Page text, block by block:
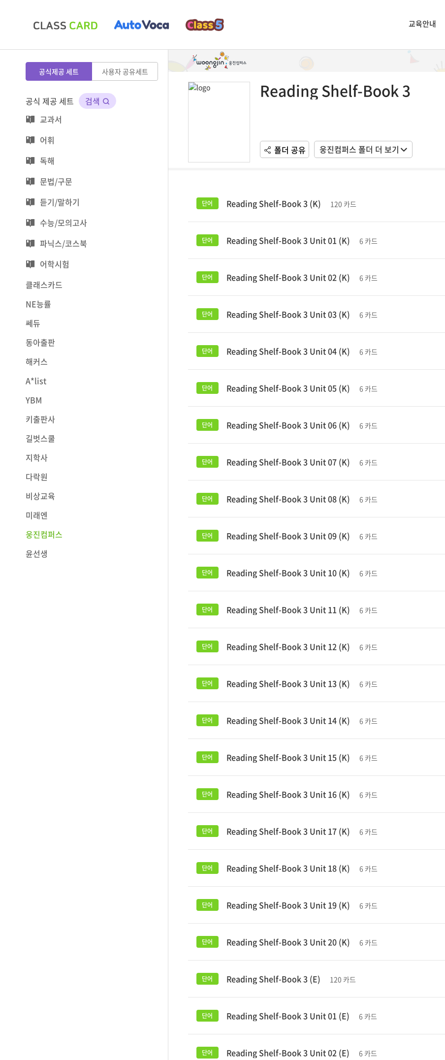
교육안내
공식제공 세트 사용자 공유세트
공식 제공 세트
검색
교과서
어휘
독해
문법/구문
듣기/말하기
수능/모의고사
파닉스/코스북
어학시험
클래스카드
NE능률
쎄듀
동아출판
해커스
A*list
YBM
키출판사
길벗스쿨
지학사
다락원
비상교육
미래엔
웅진컴퍼스
윤선생
Reading Shelf-Book 3
폴더 공유 웅진컴퍼스 폴더 더 보기
Reading Shelf-Book 3 (K) 120 카드
Reading Shelf-Book 3 Unit 01 (K) 6 카드
Reading Shelf-Book 3 Unit 02 (K) 6 카드
Reading Shelf-Book 3 Unit 03 (K) 6 카드
Reading Shelf-Book 3 Unit 04 (K) 6 카드
Reading Shelf-Book 3 Unit 05 (K) 6 카드
Reading Shelf-Book 3 Unit 06 (K) 6 카드
Reading Shelf-Book 3 Unit 07 (K) 6 카드
Reading Shelf-Book 3 Unit 08 (K) 6 카드
Reading Shelf-Book 3 Unit 09 (K) 6 카드
Reading Shelf-Book 3 Unit 10 (K) 6 카드
Reading Shelf-Book 3 Unit 11 (K) 6 카드
Reading Shelf-Book 3 Unit 12 (K) 6 카드
Reading Shelf-Book 3 Unit 13 (K) 6 카드
Reading Shelf-Book 3 Unit 14 (K) 6 카드
Reading Shelf-Book 3 Unit 15 (K) 6 카드
Reading Shelf-Book 3 Unit 16 (K) 6 카드
Reading Shelf-Book 3 Unit 17 (K) 6 카드
Reading Shelf-Book 3 Unit 18 (K) 6 카드
Reading Shelf-Book 3 Unit 19 (K) 6 카드
Reading Shelf-Book 3 Unit 20 (K) 6 카드
Reading Shelf-Book 3 (E) 120 카드
Reading Shelf-Book 3 Unit 01 (E) 6 카드
Reading Shelf-Book 3 Unit 02 (E) 6 카드